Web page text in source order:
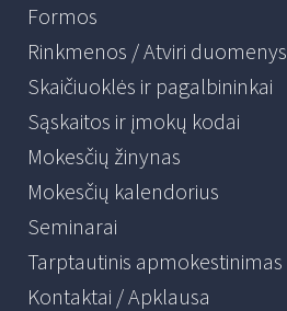
Formos
Rinkmenos / Atviri duomenys
Skaičiuoklės ir pagalbininkai
Sąskaitos ir įmokų kodai
Mokesčių žinynas
Mokesčių kalendorius
Seminarai
Tarptautinis apmokestinimas
Kontaktai / Apklausa